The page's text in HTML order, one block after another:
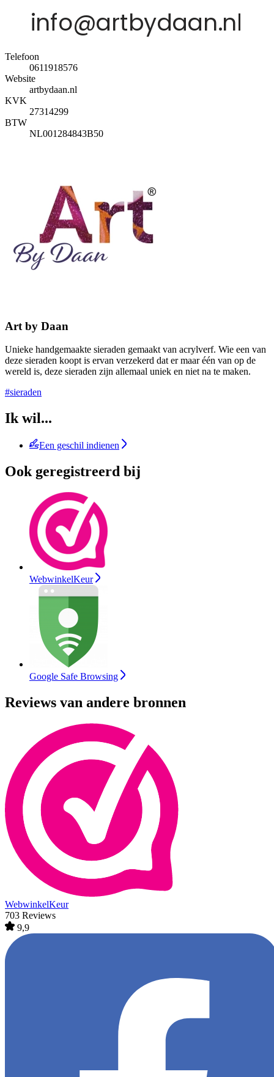
Telefoon
0611918576
Website
artbydaan.nl
KVK
27314299
BTW
NL001284843B50
Art by Daan
Unieke handgemaakte sieraden gemaakt van acrylverf. Wie een van
deze sieraden koopt is ervan verzekerd dat er maar één van op de
wereld is, deze sieraden zijn allemaal uniek en niet na te maken.
#sieraden
Ik wil...
Een geschil indienen
Ook geregistreerd bij
WebwinkelKeur
Google Safe Browsing
Reviews van andere bronnen
WebwinkelKeur
703 Reviews
9,9